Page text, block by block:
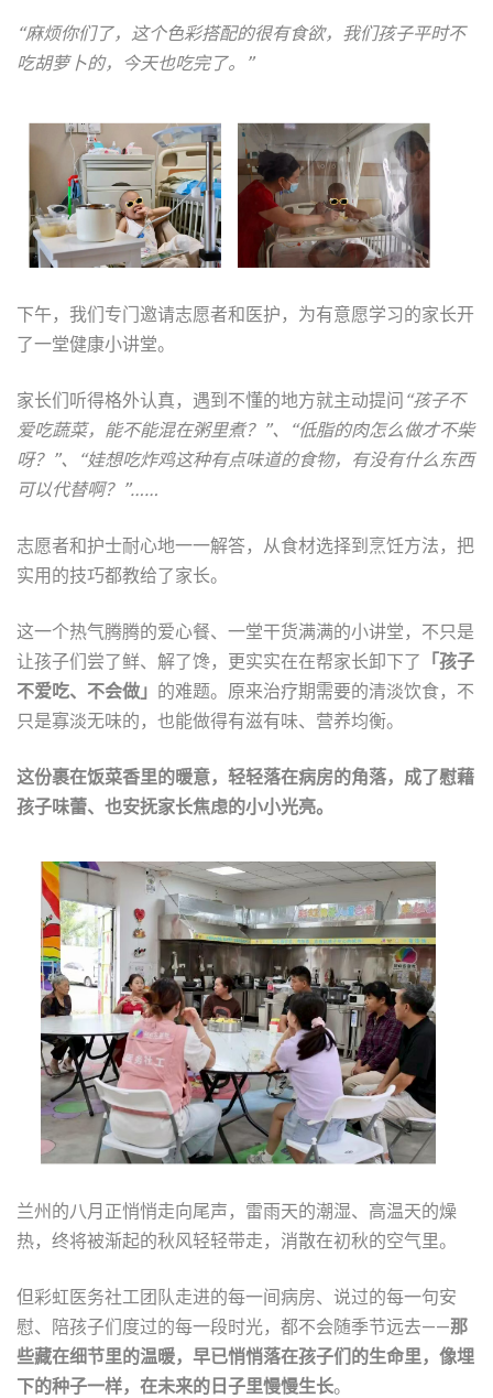
“麻烦你们了，这个色彩搭配的很有食欲，我们孩子平时不
吃胡萝卜的，今天也吃完了。”
下午，我们专门邀请志愿者和医护，为有意愿学习的家长开
了一堂健康小讲堂。
家长们听得格外认真，遇到不懂的地方就主动提问 “孩子不
爱吃蔬菜，能不能混在粥里煮？”、
“低脂的肉怎么做才不柴
呀？”、
“娃想吃炸鸡这种有点味道的食物，有没有什么东西
可以代替啊？”……
志愿者和护士耐心地一一解答，从食材选择到烹饪方法，把
实用的技巧都教给了家长。
这一个热气腾腾的爱心餐、一堂干货满满的小讲堂，不只是
让孩子们尝了鲜、解了馋，更实实在在帮家长卸下了 「孩子
不爱吃、不会做」 的难题。原来治疗期需要的清淡饮食，不
只是寡淡无味的，也能做得有滋有味、营养均衡。
这份裹在饭菜香里的暖意，轻轻落在病房的角落，成了慰藉
孩子味蕾、也安抚家长焦虑的小小光亮。
兰州的八月正悄悄走向尾声，雷雨天的潮湿、高温天的燥
热，终将被渐起的秋风轻轻带走，消散在初秋的空气里。
但彩虹医务社工团队走进的每一间病房、说过的每一句安
慰、陪孩子们度过的每一段时光，都不会随季节远去——那
些藏在细节里的温暖，早已悄悄落在孩子们的生命里，像埋
下的种子一样，在未来的日子里慢慢生长。